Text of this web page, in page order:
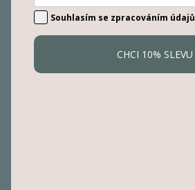
info@valiho.cz
778778788
Facebook
Souhlasím se zpracováním údajů
CHCI 10% SLEVU